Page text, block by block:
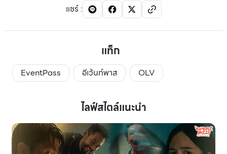
แชร์:
แท็ก
EventPass อีเว้นท์พาส OLV
ไลฟ์สไตล์แนะนำ